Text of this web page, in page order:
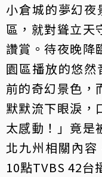
小倉城的夢幻
區，就對聳立天
讚賞。待夜晚降
園區播放的悠
前的奇幻景色，
默默流下眼淚，
太感動！」竟是
北九州相關內
10點TVBS 42台